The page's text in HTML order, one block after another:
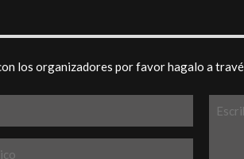
los organizadores por favor hagalo a